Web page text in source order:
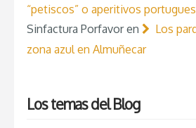
“petiscos” o aperitivos
Sinfactura Porfavoren
Los
zona azul en Almuñecar
Los temas del Blog